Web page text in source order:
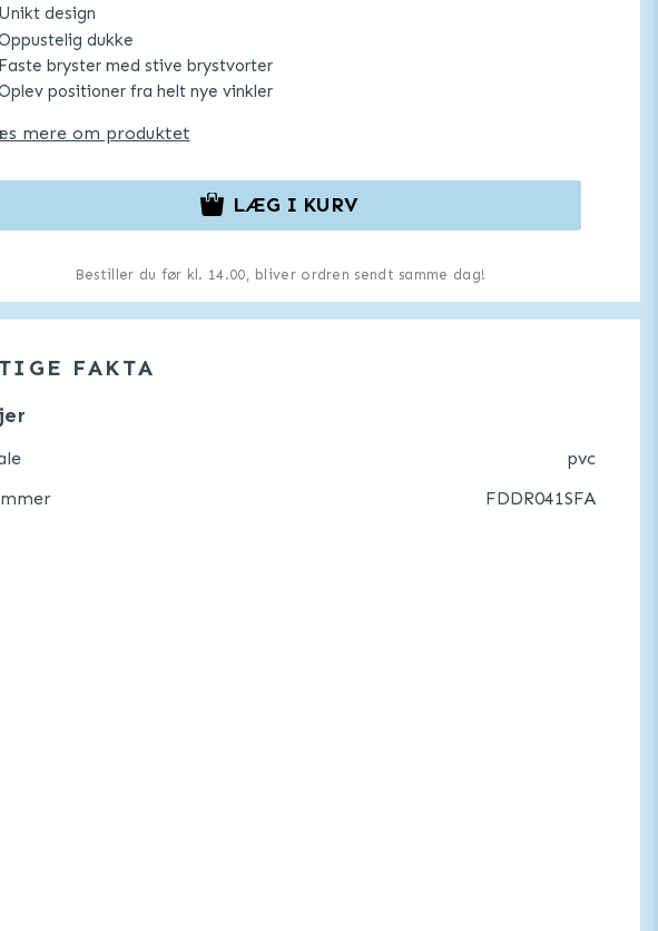
Unikt design
dukke
Faste bryster med stive brystvorter
positioner fra helt nye vinkler
mere om produktet
LÆG I KURV
Bestiller du før kl. 14.00, bliver ordren sendt samme dag!
FAKTA
pvc
FDDR041SFA